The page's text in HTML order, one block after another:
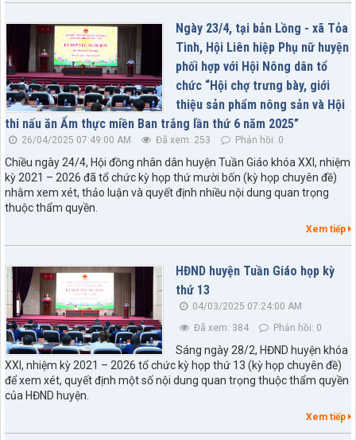
Ngày 23/4, tại bản Lồng - xã Tỏa
Tình, Hội Liên hiệp Phụ nữ huyện
phối hợp với Hội Nông dân tổ
chức “Hội chợ trưng bày, giới
thiệu sản phẩm nông sản và Hội
thi nấu ăn Ẩm thực miền Ban trắng lần thứ 6 năm 2025”
26/04/2025 07:49:00 AM Đã xem: 253 Phản hồi: 0
Chiều ngày 24/4, Hội đồng nhân dân huyện Tuần Giáo khóa XXI, nhiệm
kỳ 2021 – 2026 đã tổ chức kỳ họp thứ mười bốn (kỳ họp chuyên đề)
nhằm xem xét, thảo luận và quyết định nhiều nội dung quan trọng
thuộc thẩm quyền.
Xem tiếp
HĐND huyện Tuần Giáo họp kỳ
thứ 13
04/03/2025 07:24:00 AM
Đã xem: 384
Phản hồi: 0
Sáng ngày 28/2, HĐND huyện khóa
XXI, nhiệm kỳ 2021 – 2026 tổ chức kỳ họp thứ 13 (kỳ họp chuyên đề)
để xem xét, quyết định một số nội dung quan trọng thuộc thẩm quyền
của HĐND huyện.
Xem tiếp